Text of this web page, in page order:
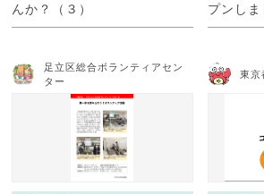
んか？（３）
プンしま
足立区総合ボランティアセン
ター
東京